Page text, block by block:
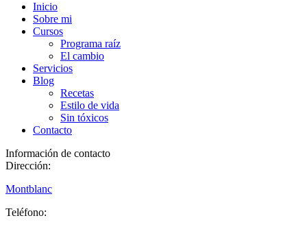
Inicio
Sobre mi
Cursos
Programa raíz
El cambio
Servicios
Blog
Recetas
Estilo de vida
Sin tóxicos
Contacto
Información de contacto
Dirección:
Montblanc
Teléfono: